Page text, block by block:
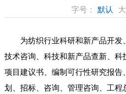
字号： 默认 大
为纺织行业科研和新产品开发
技术咨询、科技和新产品查新、
项目建议书、编制可行性研究报
划、招标、咨询、管理咨询、工